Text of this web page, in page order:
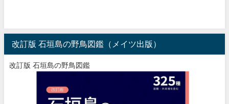
改訂版 石垣島の野鳥図鑑（メイツ出版）
改訂版 石垣島の野鳥図鑑